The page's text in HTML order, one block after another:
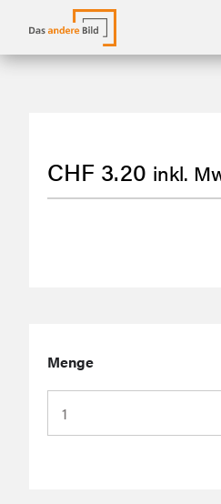
KASUALIEN &
ÜBER
CHF 3.20 inkl.
Menge